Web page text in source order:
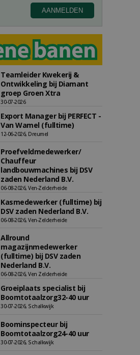
Teamleider Kwekerij &
Ontwikkeling bij Diamant
groep Groen Xtra
30-07-2026
Export Manager bij PERFECT -
Van Wamel (fulltime)
12-06-2026, Dreumel
Proefveldmedewerker/
Chauffeur
landbouwmachines bij DSV
zaden Nederland B.V.
06-08-2026, Ven-Zelderheide
Kasmedewerker (fulltime) bij
DSV zaden Nederland B.V.
06-08-2026, Ven-Zelderheide
Allround
magazijnmedewerker
(fulltime) bij DSV zaden
Nederland B.V.
06-08-2026, Ven Zelderheide
Groeiplaats specialist bij
Boomtotaalzorg32-40 uur
30-07-2026, Schalkwijk
Boominspecteur bij
Boomtotaalzorg24-40 uur
30-07-2026, Schalkwijk